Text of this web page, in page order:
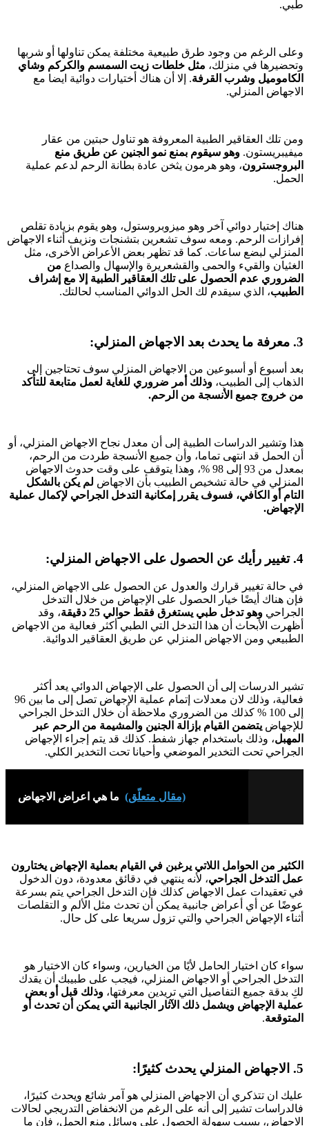
طبي.
وعلى الرغم من وجود طرق طبيعية مختلفة يمكن تناولها أو شربها
وتحضيرها في منزلك، مثل خلطات زيت السمسم والكركم وشاي
الكاموميل وشرب القرفة. إلا أن هناك أختيارات دوائية ايضا مع
الاجهاض المنزلي.
ومن تلك العقاقير الطبية المعروفة هو تناول حبتين من عقار
ميفيبريستون. وهو سيقوم بمنع نمو الجنين عن طريق منع
البروجسترون، وهو هرمون يثخن عادة بطانة الرحم لدعم عملية
الحمل.
هناك إختيار دوائي آخر وهو ميزوبروستول، وهو يقوم بزيادة تقلص
إفرازات الرحم. ومعه سوف تشعرين بتشنجات ونزيف أثناء الاجهاض
المنزلي لبضع ساعات. كما قد تظهر بعض الأعراض الأخرى، مثل
الغثيان والقيء والحمى والقشعريرة والإسهال والصداع من
الضروري عدم الحصول على تلك العقاقير الطبية إلا مع إشراف
الطبيب، الذي سيقدم لك الحل الدوائي المناسب لحالتك.
3. معرفة ما يحدث بعد الاجهاض المنزلي:
بعد أسبوع أو أسبوعين من الاجهاض المنزلي سوف تحتاجين إلى
الذهاب إلى الطبيب، وذلك أمر ضروري للغاية لعمل متابعة للتأكد
من خروج جميع الأنسجة من الرحم.
هذا وتشير الدراسات الطبية إلى أن معدل نجاح الاجهاض المنزلي، أو
أن الحمل قد انتهى تماما، وأن جميع الأنسجة طردت من الرحم،
بمعدل من 93 إلى 98 %، وهذا يتوقف على وقت حدوث الاجهاض
المنزلي في حالة تشخيص الطبيب بأن الاجهاض لم يكن بالشكل
التام أو الكافي، فسوف يقرر إمكانية التدخل الجراحي لإكمال عملية
الإجهاض.
4. تغيير رأيك عن الحصول على الاجهاض المنزلي:
في حالة تغيير قرارك والعدول عن الحصول على الاجهاض المنزلي،
فإن هناك أيضًا خيار الحصول على الإجهاض من خلال التدخل
الجراحي وهو تدخل طبي يستغرق فقط حوالي 25 دقيقة
، وقد
أظهرت الأبحاث أن هذا التدخل التي الطبي أكثر فعالية من الاجهاض
الطبيعي ومن الاجهاض المنزلي عن طريق العقاقير الدوائية.
تشير الدرسات إلى أن الحصول على الإجهاض الدوائي يعد أكثر
فعالية، وذلك لان معدلات إتمام عملية الإجهاض تصل إلى ما بين 96
إلى 100 % كذلك من الضروري ملاحظة أن خلال التدخل الجراحي
للإجهاض يتضمن القيام بإزالة الجنين والمشيمة من الرحم عبر
المهبل، وذلك باستخدام جهاز شفط. كذلك قد يتم إجراء الإجهاض
الجراحي تحت التخدير الموضعي وأحيانا تحت التخدير الكلي.
(مقال متعلّق) ما هي اعراض الاجهاض
الكثير من الحوامل اللاتي يرغبن في القيام بعملية الإجهاض يختارون
عمل التدخل الجراحي، لأنه ينتهي في دقائق معدودة، دون الدخول
في تعقيدات عمل الاجهاض كذلك فإن التدخل الجراحي يتم بسرعة
عوضًا عن أي أعراض جانبية يمكن أن تحدث مثل الألم و التقلصات
أثناء الإجهاض الجراحي والتي تزول سريعا على كل حال.
سواء كان اختيار الحامل لأيًا من الخيارين، وسواء كان الاختيار هو
التدخل الجراحي أو الاجهاض المنزلي، فيجب على طبيبك أن يقدك
لكِ بدقة جميع التفاصيل التي تريدين معرفتها، وذلك قبل أو بعض
عملية الإجهاض ويشمل ذلك الآثار الجانبية التي يمكن أن تحدث أو
المتوقعة.
5. الاجهاض المنزلي يحدث كثيرًا:
عليك ان تتذكري أن الاجهاض المنزلي هو آمر شائع ويحدث كثيرًا،
فالدراسات تشير إلى أنه على الرغم من الانخفاض التدريجي لحالات
الاجهاض، بسبب سهولة الحصول على وسائل منع الحمل، فإن ما